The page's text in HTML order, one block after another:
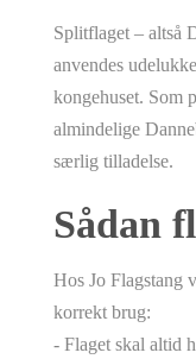
Splitflaget – altså
anvendes
kongehuset. Som
almindelige
særlig tilladelse.
Sådan
Hos Jo Flagstang
korrekt brug:
- Flaget skal altid